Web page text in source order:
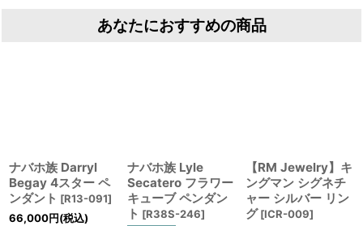
あなたにおすすめの商品
ナバホ族 Darryl
Begay 4スター ペ
ンダント [R13-091]
66,000円(税込)
ナバホ族 Lyle
Secatero フラワー
キューブ ペンダン
ト [R38S-246]
【RM Jewelry】キ
ングマン シグネチ
ャー シルバー リン
グ [ICR-009]